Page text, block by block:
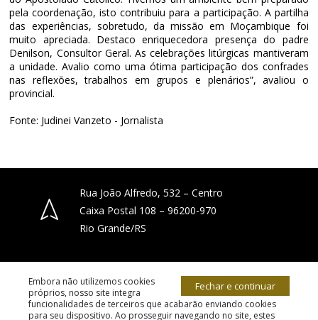
pela coordenação, isto contribuiu para a participação. A partilha
das experiências, sobretudo, da missão em Moçambique foi
muito apreciada. Destaco enriquecedora presença do padre
Denilson, Consultor Geral. As celebrações litúrgicas mantiveram
a unidade. Avalio como uma ótima participação dos confrades
nas reflexões, trabalhos em grupos e plenários”, avaliou o
provincial.
Fonte: Judinei Vanzeto - Jornalista
Rua João Alfredo, 532 – Centro
Caixa Postal 108 – 96200-970
Rio Grande/RS
Fechar e continuar
Embora não utilizemos cookies
próprios, nosso site integra
funcionalidades de terceiros que acabarão enviando cookies
para seu dispositivo. Ao prosseguir navegando no site, estes